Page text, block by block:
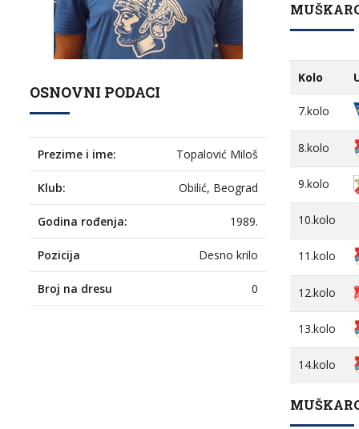
OSNOVNI PODACI
Prezime i ime: Topalović Miloš
Klub: Obilić, Beograd
Godina rođenja: 1989.
Pozicija Desno krilo
Broj na dresu 0
Kolo
7.kolo
8.kolo
9.kolo
10.kolo
11.kolo
12.kolo
13.kolo
14.kolo